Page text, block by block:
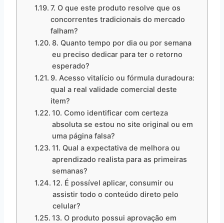
7. O que este produto resolve que os
concorrentes tradicionais do mercado
falham?
8. Quanto tempo por dia ou por semana
eu preciso dedicar para ter o retorno
esperado?
9. Acesso vitalício ou fórmula duradoura:
qual a real validade comercial deste
item?
10. Como identificar com certeza
absoluta se estou no site original ou em
uma página falsa?
11. Qual a expectativa de melhora ou
aprendizado realista para as primeiras
semanas?
12. É possível aplicar, consumir ou
assistir todo o conteúdo direto pelo
celular?
13. O produto possui aprovação em